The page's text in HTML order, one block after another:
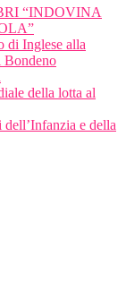
“INDOVINA
di Inglese alla
Bondeno
della lotta al
e della